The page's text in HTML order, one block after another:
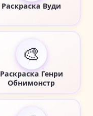
Раскраска Вуди
🎨
Раскраска Генри
Обнимонстр